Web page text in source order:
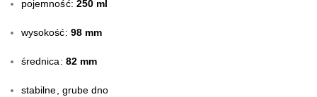
pojemność: 250 ml
wysokość: 98 mm
średnica: 82 mm
stabilne, grube dno